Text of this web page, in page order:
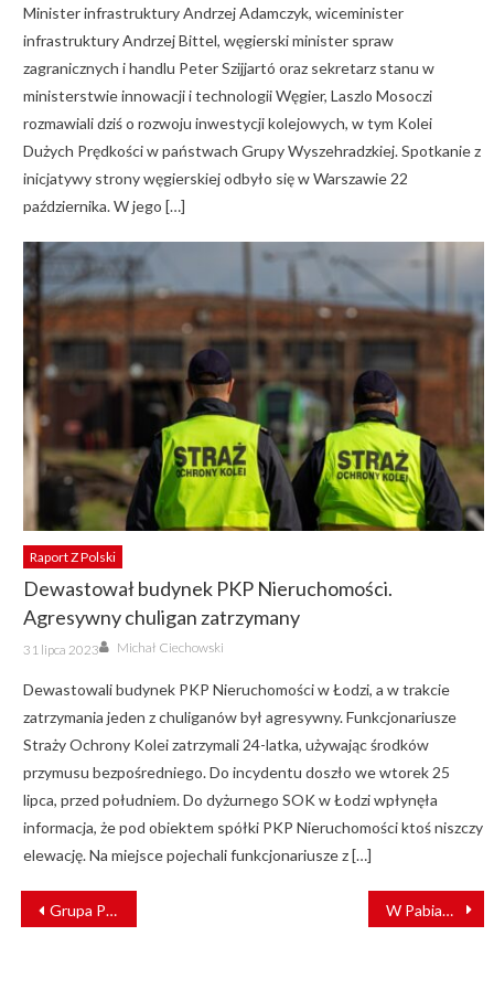
Minister infrastruktury Andrzej Adamczyk, wiceminister
infrastruktury Andrzej Bittel, węgierski minister spraw
zagranicznych i handlu Peter Szijjartó oraz sekretarz stanu w
ministerstwie innowacji i technologii Węgier, Laszlo Mosoczi
rozmawiali dziś o rozwoju inwestycji kolejowych, w tym Kolei
Dużych Prędkości w państwach Grupy Wyszehradzkiej. Spotkanie z
inicjatywy strony węgierskiej odbyło się w Warszawie 22
października. W jego […]
Raport Z Polski
Dewastował budynek PKP Nieruchomości.
Agresywny chuligan zatrzymany
Posted
on
31 lipca 2023 Author
Michał Ciechowski
Dewastowali budynek PKP Nieruchomości w Łodzi, a w trakcie
zatrzymania jeden z chuliganów był agresywny. Funkcjonariusze
Straży Ochrony Kolei zatrzymali 24-latka, używając środków
przymusu bezpośredniego. Do incydentu doszło we wtorek 25
lipca, przed południem. Do dyżurnego SOK w Łodzi wpłynęła
informacja, że pod obiektem spółki PKP Nieruchomości ktoś niszczy
elewację. Na miejsce pojechali funkcjonariusze z […]
NAWIGACJA
WPISU
Grupa PKP CARGO prezentuje dane finansowe za pierwsze półrocze 2020 roku W Pabianicach będzie bezpieczniejsza droga na peron i przez miasto